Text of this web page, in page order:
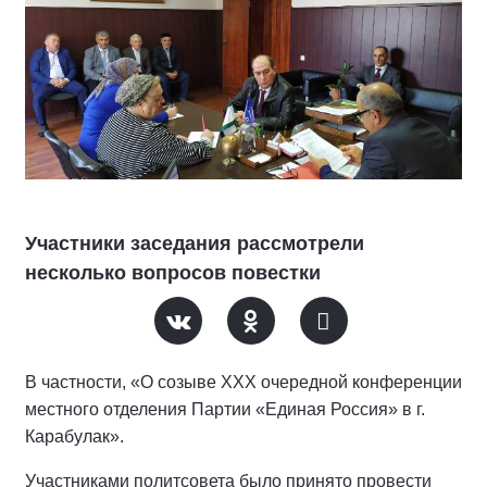
Участники заседания рассмотрели
несколько вопросов повестки
В частности, «О созыве XXX очередной конференции
местного отделения Партии «Единая Россия» в г.
Карабулак».
Участниками политсовета было принято провести